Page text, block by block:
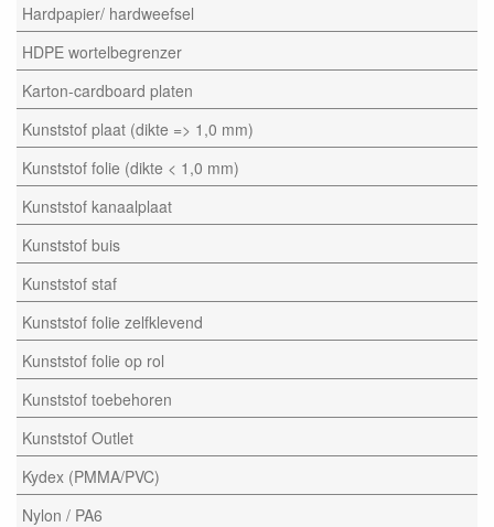
Hardpapier/ hardweefsel
HDPE wortelbegrenzer
Karton-cardboard platen
Kunststof plaat (dikte => 1,0 mm)
Kunststof folie (dikte < 1,0 mm)
Kunststof kanaalplaat
Kunststof buis
Kunststof staf
Kunststof folie zelfklevend
Kunststof folie op rol
Kunststof toebehoren
Kunststof Outlet
Kydex (PMMA/PVC)
Nylon / PA6